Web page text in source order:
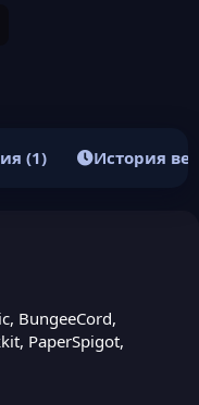
(1) История
BungeeCord
PaperSpigot